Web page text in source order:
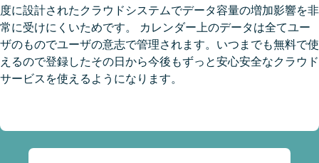
度に設計されたクラウドシステムでデータ容量の増加影響を非
常に受けにくいためです。 カレンダー上のデータは全てユー
ザのものでユーザの意志で管理されます。いつまでも無料で使
えるので登録したその日から今後もずっと安心安全なクラウド
サービスを使えるようになります。